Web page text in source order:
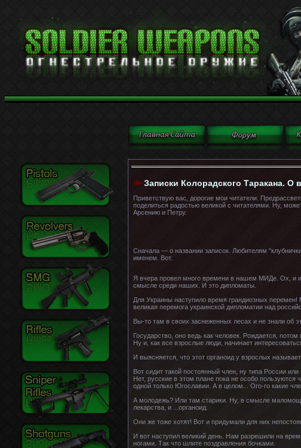
Записки Колорадского Таракана. О
Приветствую вас, дорогие мои читатели.
поделиться радостью великой с читателями. Ну,
Арсению и Петру.
Сначала — о названии записок. Любителям
именем. Вот.
Я вчера провел много времени в нашем МИДе. Ох, и
смысле среди наших. И это дипломаты.
Для Украины наступило время грандиозных
великая перемога украинской дипломатии над
Вы-то там в своих заснеженных лесах и не знали об
Государство, оно ведь как человек. Рождается,
Ну и, как все взрослые люди, начинает
И выясняется, что этот органоид у взрослых
Вот сидит такой постоянный член, ну типа России
Нет, русские в этом плане пока не особо
одной только Югославии. А в целом... Ого-го какие
А молодежь? Или там старики. Ну, в смысле
лекарства, и ...органоид.
Они же тоже хотят! Вот и придумали для них
И вот наступил великий день. Нам разрешили на
ногами. Так что шлите поздравления бочками.